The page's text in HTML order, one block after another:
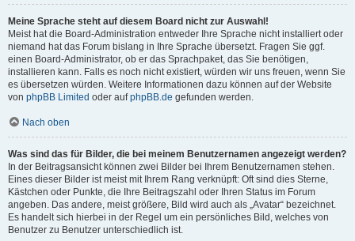
Meine Sprache steht auf diesem Board nicht zur Auswahl!
Meist hat die Board-Administration entweder Ihre Sprache nicht installiert oder
niemand hat das Forum bislang in Ihre Sprache übersetzt. Fragen Sie ggf.
einen Board-Administrator, ob er das Sprachpaket, das Sie benötigen,
installieren kann. Falls es noch nicht existiert, würden wir uns freuen, wenn Sie
es übersetzen würden. Weitere Informationen dazu können auf der Website
von phpBB Limited oder aufphpBB.de gefunden werden.
Nach oben
Was sind das für Bilder, die bei meinem Benutzernamen angezeigt werden?
In der Beitragsansicht können zwei Bilder bei Ihrem Benutzernamen stehen.
Eines dieser Bilder ist meist mit Ihrem Rang verknüpft: Oft sind dies Sterne,
Kästchen oder Punkte, die Ihre Beitragszahl oder Ihren Status im Forum
angeben. Das andere, meist größere, Bild wird auch als „Avatar“ bezeichnet.
Es handelt sich hierbei in der Regel um ein persönliches Bild, welches von
Benutzer zu Benutzer unterschiedlich ist.